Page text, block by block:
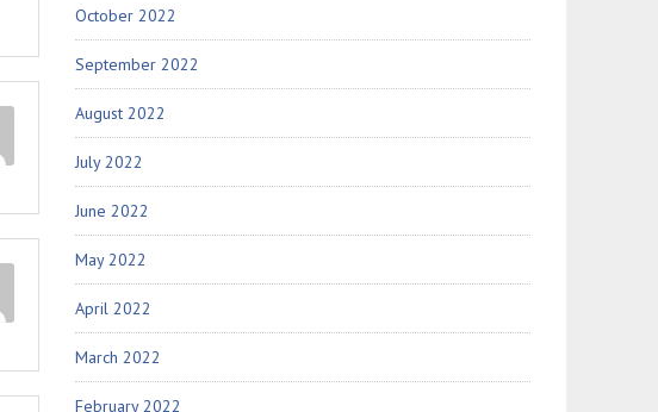
October 2022
September 2022
August 2022
July 2022
June 2022
May 2022
April 2022
March 2022
February 2022